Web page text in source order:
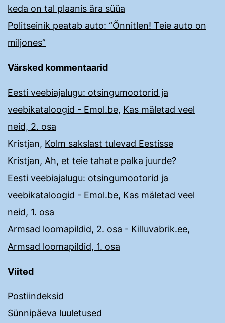
keda on tal plaanis ära süüa
Politseinik peatab auto: “Õnnitlen! Teie auto on
miljones”
Värsked kommentaarid
Eesti veebiajalugu: otsingumootorid ja
veebikataloogid - Emol.be, Kas mäletad veel
neid, 2. osa
Kristjan, Kolm sakslast tulevad Eestisse
Kristjan, Ah, et teie tahate palka juurde?
Eesti veebiajalugu: otsingumootorid ja
veebikataloogid - Emol.be, Kas mäletad veel
neid, 1. osa
Armsad loomapildid, 2. osa - Killuvabrik.ee,
Armsad loomapildid, 1. osa
Viited
Postiindeksid
Sünnipäeva luuletused